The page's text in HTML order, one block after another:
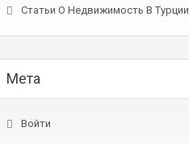
Статьи О Недвижимость В Турции
Мета
Войти